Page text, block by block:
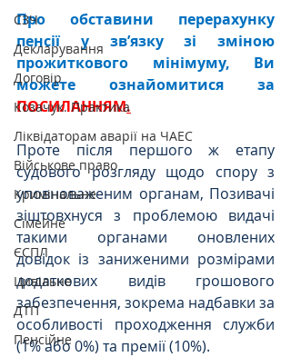
СЗЧ
Декларування
Договір
Козачук. Практика
Ліквідаторам аварії на ЧАЕС
Військове право
Кримінальне
Сімейне
ЄСПЛ
Цивільне
ДТП
Пенсійне
Про обставини перерахунку
пенсії у звʼязку зі зміною
прожиткового мінімуму, Ви
ПОСИЛАННЯМ.
Проте після першого ж етапу
судового розгляду щодо спору з
уповноваженим органам, Позивачі
зіштовхнуся з проблемою видачі
такими органами оновлених
довідок із заниженими розмірами
додаткових видів грошового
забезпечення, зокрема надбавки за
особливості проходження служби
(1% або 0%) та премії (10%).